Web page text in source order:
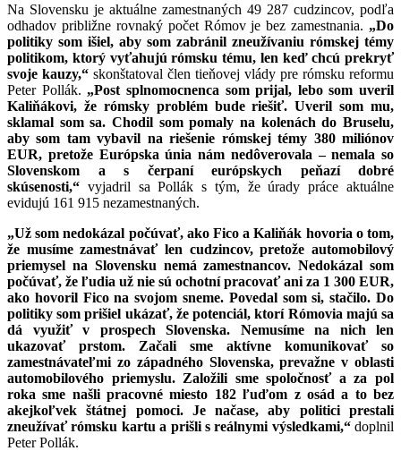
Na Slovensku je aktuálne zamestnaných 49 287 cudzincov, podľa
odhadov približne rovnaký počet Rómov je bez zamestnania. „Do
politiky som išiel, aby som zabránil zneužívaniu rómskej témy
politikom, ktorý vyťahujú rómsku tému, len keď chcú prekryť
svoje kauzy,“ skonštatoval člen tieňovej vlády pre rómsku reformu
Peter Pollák. „Post splnomocnenca som prijal, lebo som uveril
Kaliňákovi, že rómsky problém bude riešiť. Uveril som mu,
sklamal som sa. Chodil som pomaly na kolenách do Bruselu,
aby som tam vybavil na riešenie rómskej témy 380 miliónov
EUR, pretože Európska únia nám nedôverovala – nemala so
Slovenskom a s čerpaní európskych peňazí dobré
skúsenosti,“ vyjadril sa Pollák s tým, že úrady práce aktuálne
evidujú 161 915 nezamestnaných.
„Už som nedokázal počúvať, ako Fico a Kaliňák hovoria o tom,
že musíme zamestnávať len cudzincov, pretože automobilový
priemysel na Slovensku nemá zamestnancov. Nedokázal som
počúvať, že ľudia už nie sú ochotní pracovať ani za 1 300 EUR,
ako hovoril Fico na svojom sneme. Povedal som si, stačilo. Do
politiky som prišiel ukázať, že potenciál, ktorí Rómovia majú sa
dá využiť v prospech Slovenska. Nemusíme na nich len
ukazovať prstom. Začali sme aktívne komunikovať so
zamestnávateľmi zo západného Slovenska, prevažne v oblasti
automobilového priemyslu. Založili sme spoločnosť a za pol
roka sme našli pracovné miesto 182 ľuďom z osád a to bez
akejkoľvek štátnej pomoci. Je načase, aby politici prestali
zneužívať rómsku kartu a prišli s reálnymi výsledkami,“doplnil
Peter Pollák.